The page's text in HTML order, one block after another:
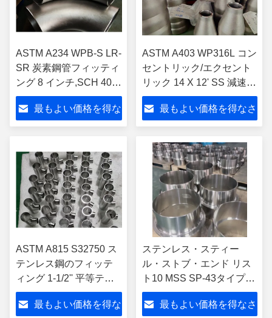
ASTM A234 WPB-S LR-
SR 炭素鋼管フィッティ
ング 8 インチ,SCH 40,
B16.9 肘
最もよい価格を得な
ASTM A403 WP316L コン
セントリック/エクセント
リック 14 X 12' SS 減速管
フィッティング
最もよい価格を得なさ
ASTM A815 S32750 ス
テンレス鋼のフィッテ
ィング 1-1/2'' 平等ティ
スーパーデュプレック
ス鋼 B16.9
最もよい価格を得な
ステンレス・スティー
ル・ストブ・エンド リス
ト10 MSS SP-43タイプA
B16.9-002 (316/316L) -
100NB最もよい価格を得なさ